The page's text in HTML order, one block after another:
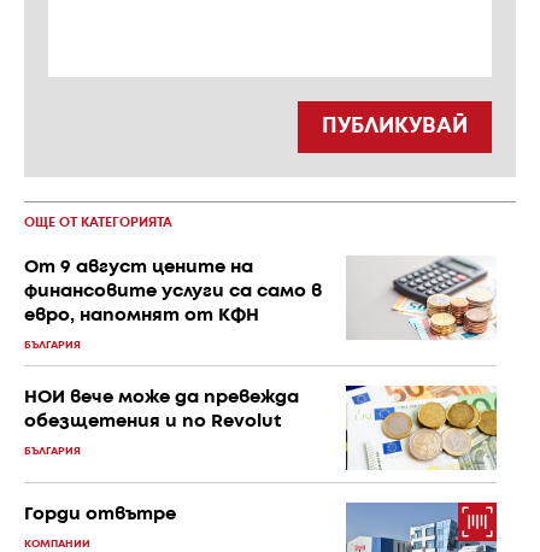
ПУБЛИКУВАЙ
ОЩЕ ОТ КАТЕГОРИЯТА
От 9 август цените на
финансовите услуги са само в
евро, напомнят от КФН
БЪЛГАРИЯ
НОИ вече може да превежда
обезщетения и по Revolut
БЪЛГАРИЯ
Горди отвътре
КОМПАНИИ